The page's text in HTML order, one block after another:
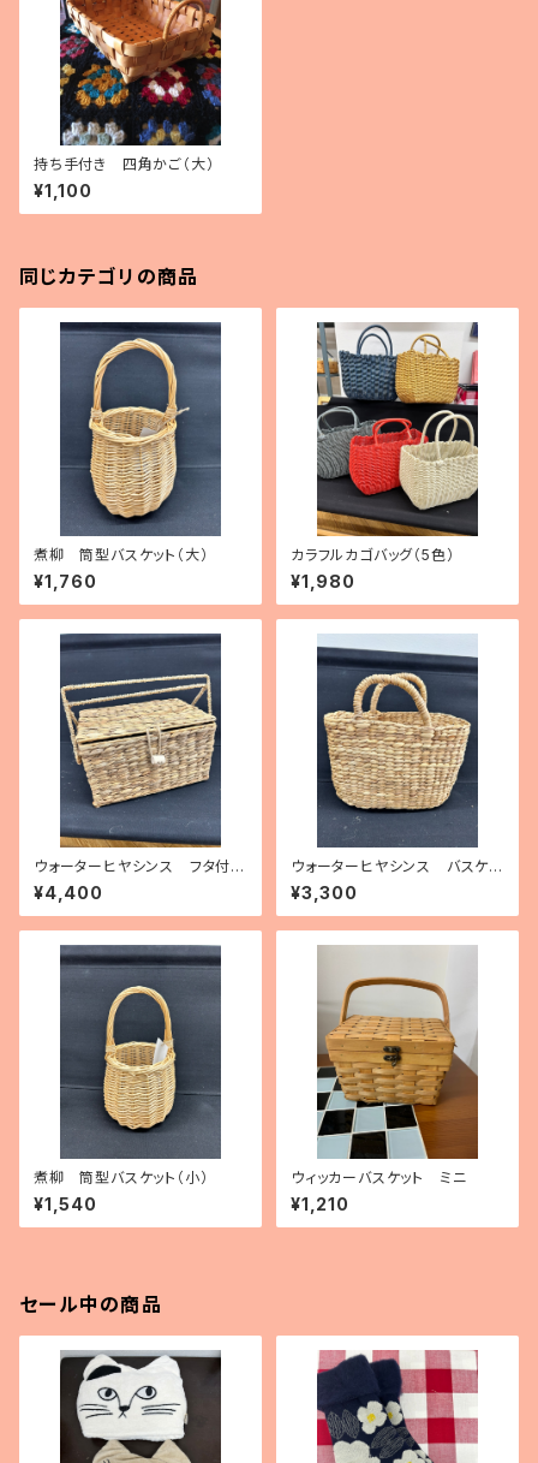
持ち手付き 四角かご（大）
¥1,100
同じカテゴリの商品
煮柳 筒型バスケット（大）
¥1,760
カラフルカゴバッグ（5色）
¥1,980
ウォーターヒヤシンス フタ付き
ボックス型バスケット
¥4,400
ウォーターヒヤシンス バスケッ
ト
¥3,300
煮柳 筒型バスケット（小）
¥1,540
ウィッカーバスケット ミニ
¥1,210
セール中の商品